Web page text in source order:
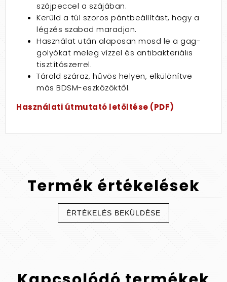
szájpeccel a szájában.
Kerüld a túl szoros pántbeállítást, hogy a
légzés szabad maradjon.
Használat után alaposan mosd le a gag-
golyókat meleg vízzel és antibakteriális
tisztítószerrel.
Tárold száraz, hűvös helyen, elkülönítve
más BDSM-eszközöktől.
Használati útmutató letöltése (PDF)
Termék értékelések
ÉRTÉKELÉS BEKÜLDÉSE